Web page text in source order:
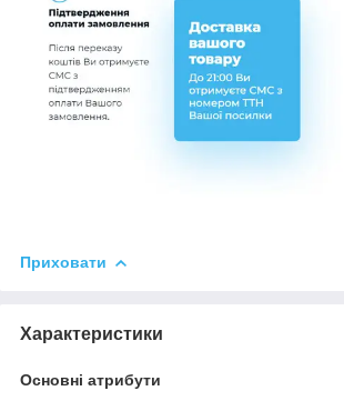
Приховати
Характеристики
Основні атрибути